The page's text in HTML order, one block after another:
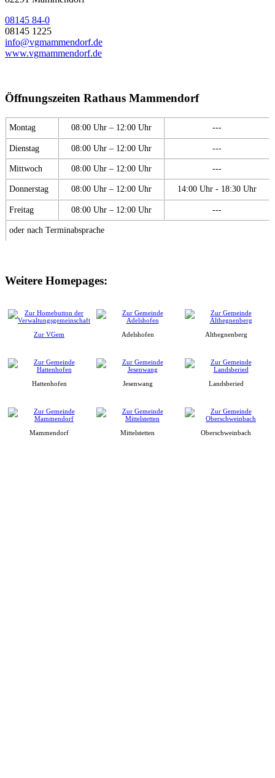
08145 84-0
08145 1225
info@vgmammendorf.de
www.vgmammendorf.de
Öffnungszeiten Rathaus Mammendorf
Montag 08:00 Uhr – 12:00 Uhr ---
Dienstag 08:00 Uhr – 12:00 Uhr ---
Mittwoch 08:00 Uhr – 12:00 Uhr ---
Donnerstag 08:00 Uhr – 12:00 Uhr 14:00 Uhr - 18:30 Uhr
Freitag 08:00 Uhr – 12:00 Uhr ---
oder nach Terminabsprache
Weitere Homepages:
Zur VGem Adelshofen Althegnenberg
Hattenhofen Jesenwang Landsberied
Mammendorf Mittelstetten Oberschweinbach